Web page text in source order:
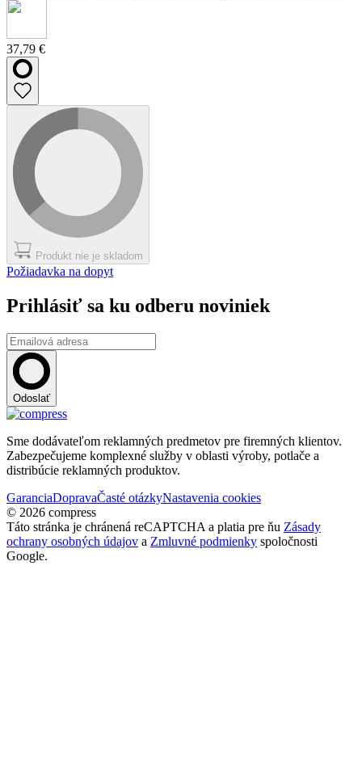
37,79 €
Produkt nie je skladom
Požiadavka na dopyt
Prihlásiť sa ku odberu noviniek
Odoslať
Sme dodávateľom reklamných predmetov pre firemných klientov.
Zabezpečujeme komplexné služby v oblasti výroby, potlače a
distribúcie reklamných produktov.
GaranciaDopravaČasté otázkyNastavenia cookies
© 2026 compress
Táto stránka je chránená reCAPTCHA a platia pre ňu Zásady
ochrany osobných údajov a Zmluvné podmienky spoločnosti
Google.